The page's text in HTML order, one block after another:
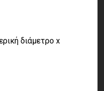
διάμετρο x